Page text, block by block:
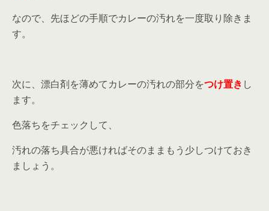
なので、先ほどの手順でカレーの汚れを一度取り除きま
す。
次に、漂白剤を薄めてカレーの汚れの部分をつけ置き し
ます。
色落ちをチェックして、
汚れの落ち具合が悪ければそのままもう少しつけておき
ましょう。